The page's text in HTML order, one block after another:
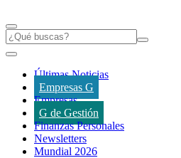
Últimas Noticias
Empresas G
Empresas
G de Gestión
Finanzas Personales
Newsletters
Mundial 2026